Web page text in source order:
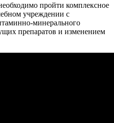
пройти комплексное
учреждении с
минерального
препаратов и изменением